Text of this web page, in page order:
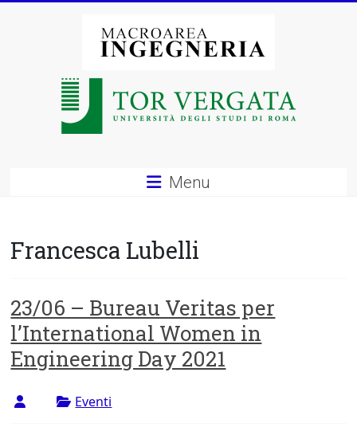
Macroarea
degli
di
Roma
Tor
Vergata
Menu
Francesca Lubelli
23/06 – Bureau Veritas per
l’International Women in
Engineering Day 2021
Eventi